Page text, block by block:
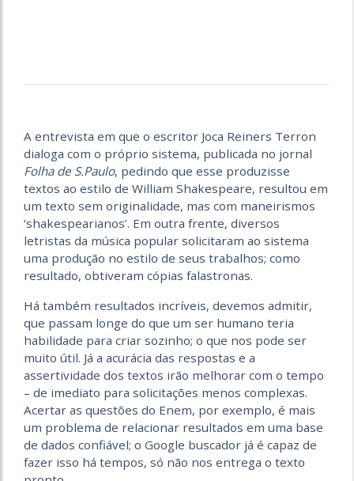
A entrevista em que o escritor Joca Reiners Terron
dialoga com o próprio sistema, publicada no jornal
Folha de S.Paulo, pedindo que esse produzisse
textos ao estilo de William Shakespeare, resultou em
um texto sem originalidade, mas com maneirismos
‘shakespearianos’. Em outra frente, diversos
letristas da música popular solicitaram ao sistema
uma produção no estilo de seus trabalhos; como
resultado, obtiveram cópias falastronas.
Há também resultados incríveis, devemos admitir,
que passam longe do que um ser humano teria
habilidade para criar sozinho; o que nos pode ser
muito útil. Já a acurácia das respostas e a
assertividade dos textos irão melhorar com o tempo
– de imediato para solicitações menos complexas.
Acertar as questões do Enem, por exemplo, é mais
um problema de relacionar resultados em uma base
de dados confiável; o Google buscador já é capaz de
fazer isso há tempos, só não nos entrega o texto